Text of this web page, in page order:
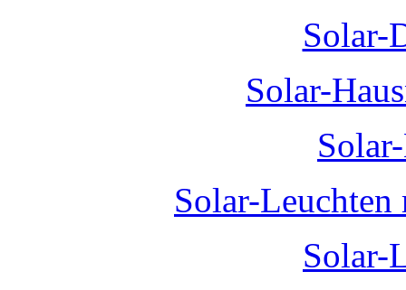
Solar-
Solar-
Solar-Leuchten
Solar-